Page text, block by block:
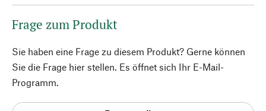
Frage zum Produkt
Sie haben eine Frage zu diesem Produkt? Gerne können
Sie die Frage hier stellen. Es öffnet sich Ihr E-Mail-
Programm.